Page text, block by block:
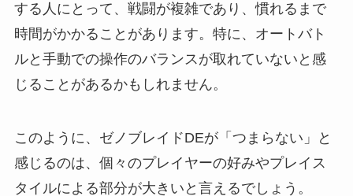
する人にとって、戦闘が複雑であり、慣れるまで
時間がかかることがあります。特に、オートバト
ルと手動での操作のバランスが取れていないと感
じることがあるかもしれません。
このように、ゼノブレイドDEが「つまらない」と
感じるのは、個々のプレイヤーの好みやプレイス
タイルによる部分が大きいと言えるでしょう。